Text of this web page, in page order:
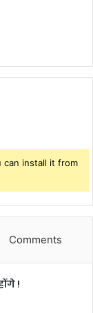
can install it from
Comments
!